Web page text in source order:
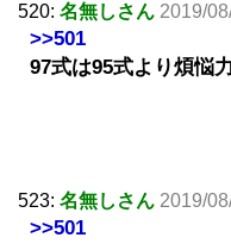
520: 名無しさん 2019/
>>501
97式は95式より煩悩
523: 名無しさん 2019/
>>501